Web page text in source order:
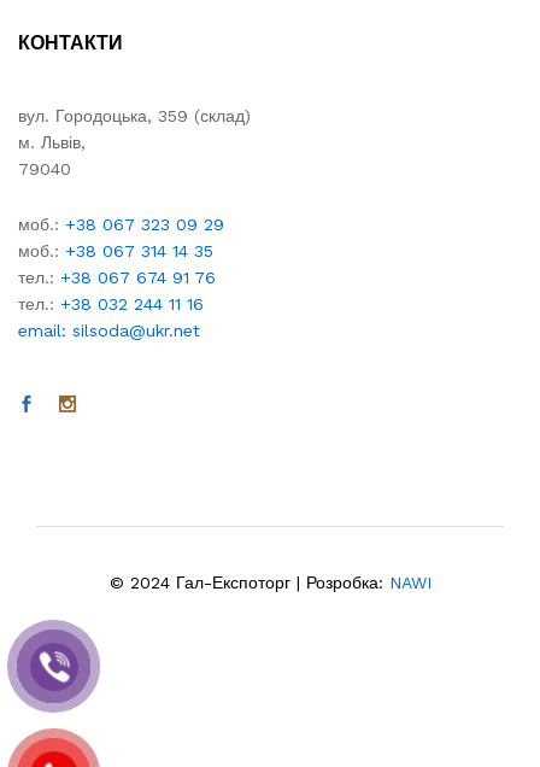
КОНТАКТИ
вул. Городоцька, 359 (склад)
м. Львів,
79040
моб.: +38 067 323 09 29
моб.: +38 067 314 14 35
тел.: +38 067 674 91 76
тел.: +38 032 244 11 16
email: silsoda@ukr.net
© 2024 Гал-Експоторг | Розробка: NAWI